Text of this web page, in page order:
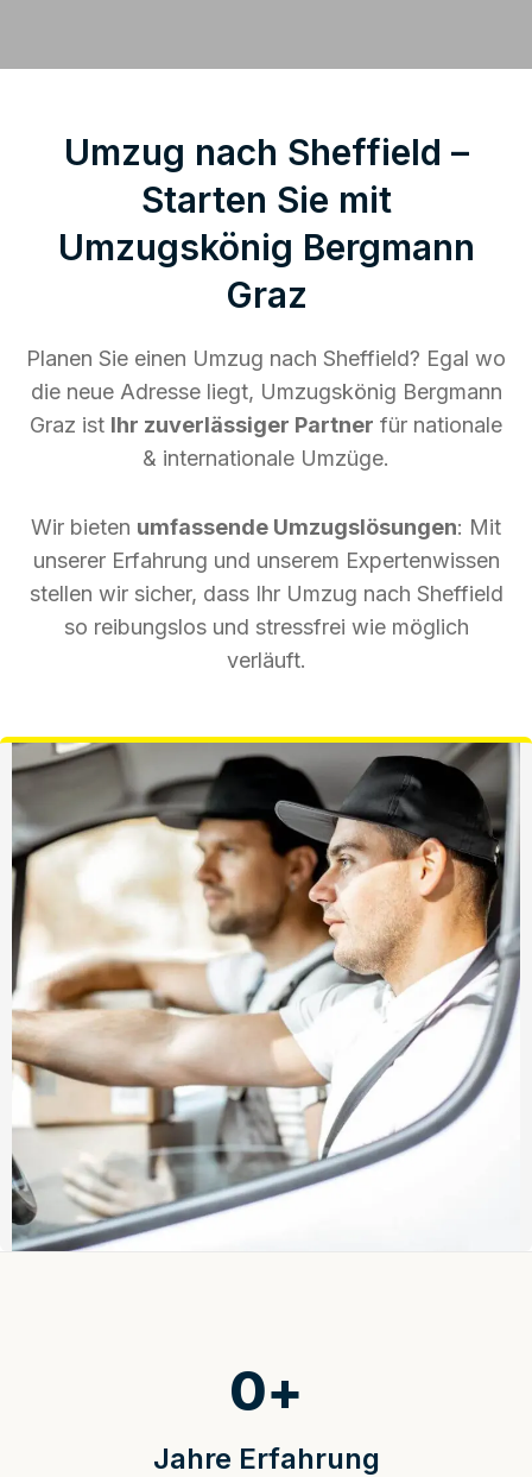
Umzug nach Sheffield –
Starten Sie mit
Umzugskönig Bergmann
Graz
Planen Sie einen Umzug nach Sheffield? Egal wo
die neue Adresse liegt, Umzugskönig Bergmann
Graz ist Ihr zuverlässiger Partner für nationale
& internationale Umzüge.
Wir bieten umfassende Umzugslösungen: Mit
unserer Erfahrung und unserem Expertenwissen
stellen wir sicher, dass Ihr Umzug nach Sheffield
so reibungslos und stressfrei wie möglich
verläuft.
Jahre Erfahrung
0+